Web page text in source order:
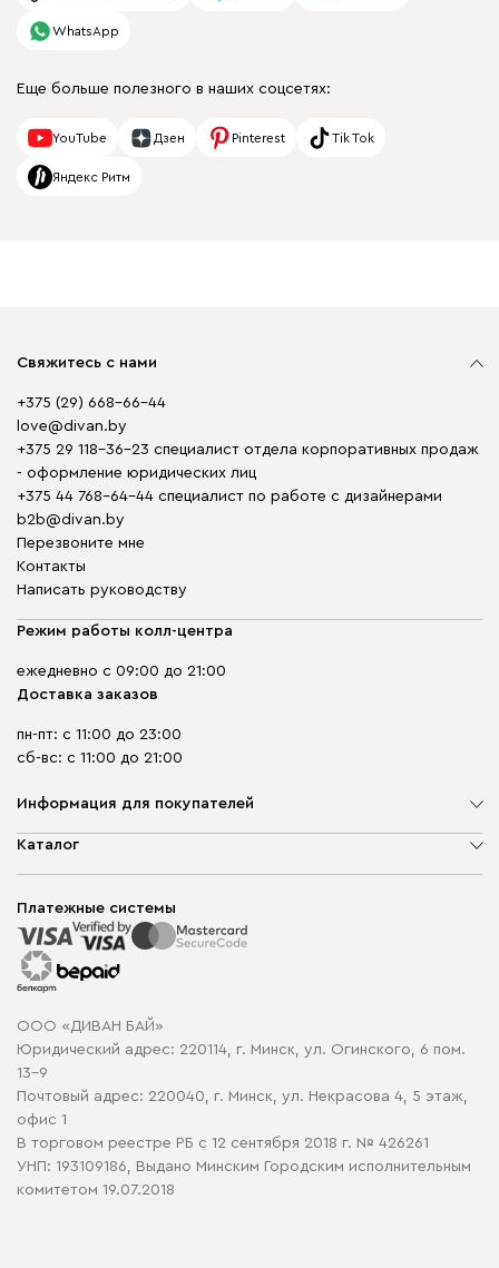
WhatsApp
Еще больше полезного в наших соцсетях:
YouTube Дзен Pinterest Tik Tok
Яндекс Ритм
Свяжитесь с нами
+375 (29) 668-66-44
love@divan.by
+375 29 118-36-23 специалист отдела корпоративных продаж
- оформление юридических лиц
+375 44 768-64-44 специалист по работе с дизайнерами
b2b@divan.by
Перезвоните мне
Контакты
Написать руководству
Режим работы колл-центра
ежедневно с 09:00 до 21:00
Доставка заказов
пн-пт: с 11:00 до 23:00
сб-вс: с 11:00 до 21:00
Информация для покупателей
О компании
Способы оплаты
Рассрочка и кредит
Гарантия
Карта сайта
Политика конфиденциальности
Политика в отношении обработки cookie
Каталог
Корпусная мебель
Распродажа мебели
Платежные системы
ООО «ДИВАН БАЙ»
Юридический адрес: 220114, г. Минск, ул. Огинского, 6 пом.
13-9
Почтовый адрес: 220040, г. Минск, ул. Некрасова 4, 5 этаж,
офис 1
В торговом реестре РБ с 12 сентября 2018 г. № 426261
УНП: 193109186, Выдано Минским Городским исполнительным
комитетом 19.07.2018